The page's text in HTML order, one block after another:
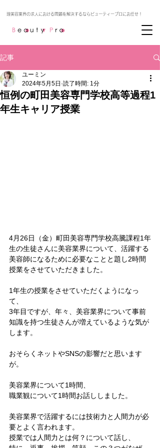
記事
恒例の町田美容専門学校高等過程1
年生キャリア授業
ユーミン
2024年5月5日 読了時間: 1分
4月26日（金）町田美容専門学校高騰課程1年
生の生徒さんに美容業界について、活躍する
美容師になるために必要なことと題し2時間
授業をさせていただきました。
1年生の授業をさせていただくようになっ
て、
3年目ですが、年々、美容業界について事前
知識を持つ生徒さんが増えているような気が
します。
おそらくネットやSNSの影響だと思います
が。
美容業界について1時間、
職業観について1時間お話ししました。
美容業界で活躍するには技術力と人間力が必
要とよく言われます。
授業では人間力とは何？について話し、